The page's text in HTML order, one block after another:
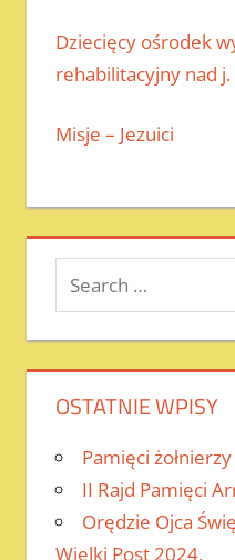
Dziecięcy ośrodek
rehabilitacyjny nad j.
Misje – Jezuici
Search
for:
OSTATNIE WPISY
Pamięci
II Rajd Pamięci
Orędzie Ojca
Wielki Post 2024.